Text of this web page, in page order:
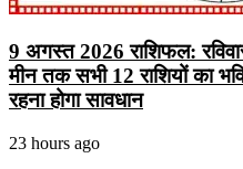
9 अगस्त 2026 राशिफल:
मीन तक सभी 12 राशियों का
रहना होगा सावधान
23 hours ago